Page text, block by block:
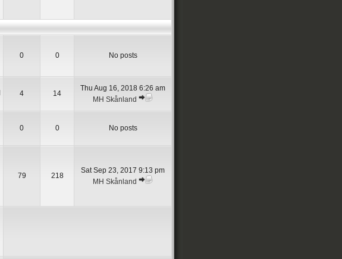
0 0 No posts
4 14
Thu Aug 16, 2018 6:26 am
MH Skånland
0 0 No posts
79 218
Sat Sep 23, 2017 9:13 pm
MH Skånland